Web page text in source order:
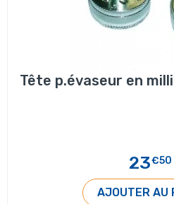
Tête p.évaseur en
23€50
AJOUTER AU